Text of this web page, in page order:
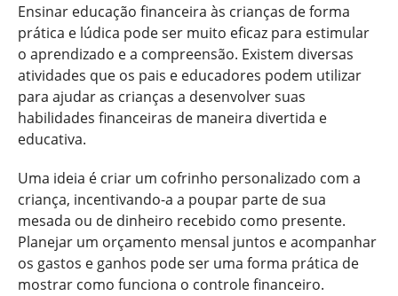
Ensinar educação financeira às crianças de forma
prática e lúdica pode ser muito eficaz para estimular
o aprendizado e a compreensão. Existem diversas
atividades que os pais e educadores podem utilizar
para ajudar as crianças a desenvolver suas
habilidades financeiras de maneira divertida e
educativa.
Uma ideia é criar um cofrinho personalizado com a
criança, incentivando-a a poupar parte de sua
mesada ou de dinheiro recebido como presente.
Planejar um orçamento mensal juntos e acompanhar
os gastos e ganhos pode ser uma forma prática de
mostrar como funciona o controle financeiro.